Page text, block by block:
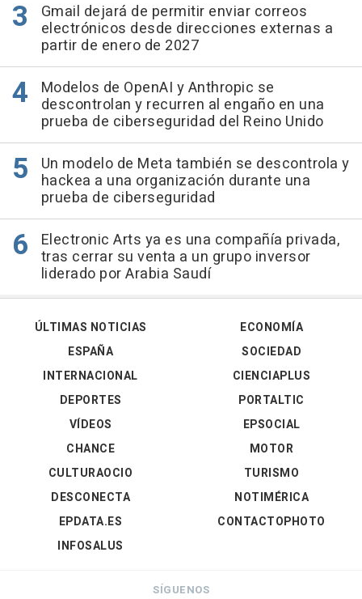
Gmail dejará de permitir enviar correos
electrónicos desde direcciones externas a
partir de enero de 2027
Modelos de OpenAI y Anthropic se
descontrolan y recurren al engaño en una
prueba de ciberseguridad del Reino Unido
Un modelo de Meta también se descontrola y
hackea a una organización durante una
prueba de ciberseguridad
Electronic Arts ya es una compañía privada,
tras cerrar su venta a un grupo inversor
liderado por Arabia Saudí
ÚLTIMAS NOTICIAS
ESPAÑA
INTERNACIONAL
DEPORTES
VÍDEOS
ECONOMÍA
SOCIEDAD
CIENCIAPLUS
PORTALTIC
EPSOCIAL
CHANCE
CULTURAOCIO
DESCONECTA
EPDATA.ES
INFOSALUS
MOTOR
TURISMO
NOTIMÉRICA
CONTACTOPHOTO
SÍGUENOS